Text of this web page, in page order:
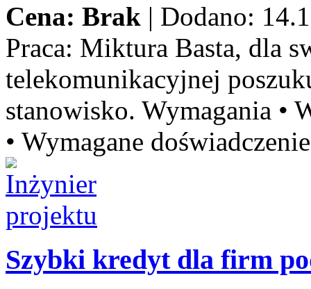
Cena: Brak | Dodano:
Praca: Miktura Basta, dla
telekomunikacyjnej
stanowisko. Wymagania •
• Wymagane
Szybki kredyt dla firm